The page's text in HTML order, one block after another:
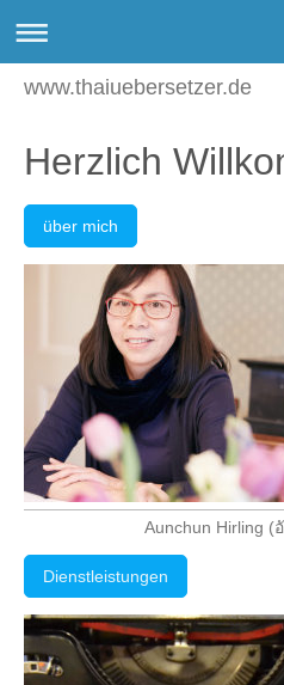
www.thaiuebersetzer.de
Herzlich
über mich
Aunchun Hirling
Dienstleistungen